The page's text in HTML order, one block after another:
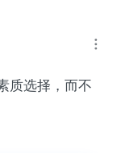
质选择，而不